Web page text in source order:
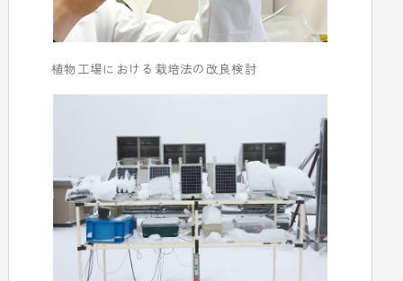
植物工場における栽培法の改良検討